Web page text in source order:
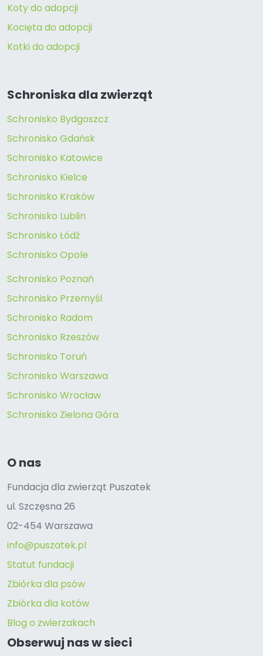
Koty do adopcji
Kocięta do adopcji
Kotki do adopcji
Schroniska dla zwierząt
Schronisko Bydgoszcz
Schronisko Gdańsk
Schronisko Katowice
Schronisko Kielce
Schronisko Kraków
Schronisko Lublin
Schronisko Łódź
Schronisko Opole
Schronisko Poznań
Schronisko Przemyśl
Schronisko Radom
Schronisko Rzeszów
Schronisko Toruń
Schronisko Warszawa
Schronisko Wrocław
Schronisko Zielona Góra
O nas
Fundacja dla zwierząt Puszatek
ul. Szczęsna 26
02-454 Warszawa
info@puszatek.pl
Statut fundacji
Zbiórka dla psów
Zbiórka dla kotów
Blog o zwierzakach
Obserwuj nas w sieci